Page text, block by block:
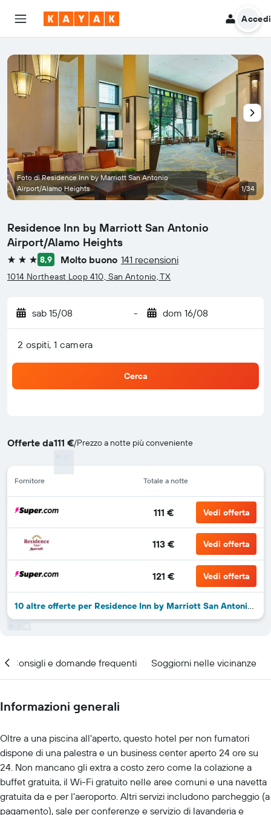
Accedi
Residence Inn by Marriott San Antonio
Airport/Alamo Heights
3 stelle 8,9 Molto buono 141 recensioni
1014 Northeast Loop 410, San Antonio, TX
sab 15/08 - dom 16/08
2 ospiti, 1 camera
Cerca
Offerte da111 €/Prezzo a notte più conveniente
Fornitore Totale a notte
111 € Vedi offerta
113 € Vedi offerta
121 € Vedi offerta
10 altre offerte per Residence Inn by Marriott San Antonio Airport/Alamo Heights
Foto di Residence Inn by Marriott San Antonio
Airport/Alamo Heights
1/34
Consigli e domande frequenti Soggiorni nelle vicinanze
Informazioni generali
Oltre a una piscina all'aperto, questo hotel per non fumatori
dispone di una palestra e un business center aperto 24 ore su
24. Non mancano gli extra a costo zero come la colazione a
buffet gratuita, il Wi-Fi gratuito nelle aree comuni e una navetta
gratuita da e per l'aeroporto. Altri servizi includono parcheggio (a
pagamento), sale per conferenze e servizio di lavanderia e